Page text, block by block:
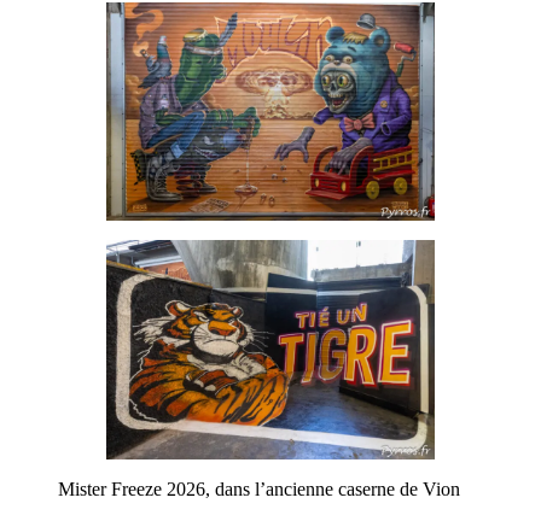
Mister Freeze 2026, dans l’ancienne caserne de Vion